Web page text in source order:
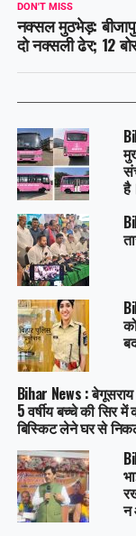
DON'T MISS
नक्सल मुठभेड़:
दो नक्सली ढेर; 12
Bihar News :
5 वर्षीय बच्चे की सिर
बिस्किट लेने घर से
न